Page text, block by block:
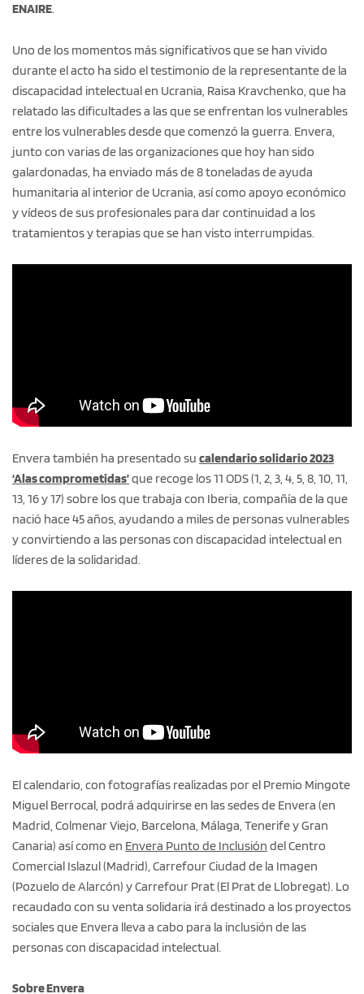
ENAIRE.
Uno de los momentos más significativos que se han vivido
durante el acto ha sido el testimonio de la representante de la
discapacidad intelectual en Ucrania, Raisa Kravchenko, que ha
relatado las dificultades a las que se enfrentan los vulnerables
entre los vulnerables desde que comenzó la guerra. Envera,
junto con varias de las organizaciones que hoy han sido
galardonadas, ha enviado más de 8 toneladas de ayuda
humanitaria al interior de Ucrania, así como apoyo económico
y vídeos de sus profesionales para dar continuidad a los
tratamientos y terapias que se han visto interrumpidas.
Envera también ha presentado su calendario solidario 2023
‘Alas comprometidas’que recoge los 11 ODS (1, 2, 3, 4, 5, 8, 10, 11,
13, 16 y 17) sobre los que trabaja con Iberia, compañía de la que
nació hace 45 años, ayudando a miles de personas vulnerables
y convirtiendo a las personas con discapacidad intelectual en
líderes de la solidaridad.
El calendario, con fotografías realizadas por el Premio Mingote
Miguel Berrocal, podrá adquirirse en las sedes de Envera (en
Madrid, Colmenar Viejo, Barcelona, Málaga, Tenerife y Gran
Canaria) así como en Envera Punto de Inclusión del Centro
Comercial Islazul (Madrid), Carrefour Ciudad de la Imagen
(Pozuelo de Alarcón) y Carrefour Prat (El Prat de Llobregat). Lo
recaudado con su venta solidaria irá destinado a los proyectos
sociales que Envera lleva a cabo para la inclusión de las
personas con discapacidad intelectual.
Sobre Envera